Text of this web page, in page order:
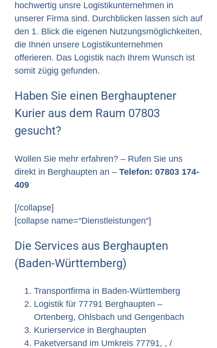
hochwertig unsre Logistikunternehmen in
unserer Firma sind. Durchblicken lassen sich auf
den 1. Blick die eigenen Nutzungsmöglichkeiten,
die Ihnen unsere Logistikunternehmen
offerieren. Das Logistik nach Ihrem Wunsch ist
somit zügig gefunden.
Haben Sie einen Berghauptener
Kurier aus dem Raum 07803
gesucht?
Wollen Sie mehr erfahren? – Rufen Sie uns
direkt in Berghaupten an – Telefon: 07803 174-
409
[/collapse]
[collapse name=“Dienstleistungen“]
Die Services aus Berghaupten
(Baden-Württemberg)
Transportfirma in Baden-Württemberg
Logistik für 77791 Berghaupten –
Ortenberg, Ohlsbach und Gengenbach
Kurierservice in Berghaupten
Paketversand im Umkreis 77791, , /